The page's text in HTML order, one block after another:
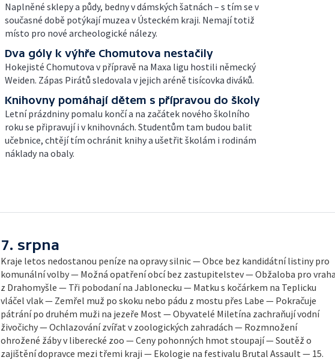
Naplněné sklepy a půdy, bedny v dámských šatnách – s tím se v
současné době potýkají muzea v Ústeckém kraji. Nemají totiž
místo pro nové archeologické nálezy.
Dva góly k výhře Chomutova nestačily
Hokejisté Chomutova v přípravě na Maxa ligu hostili německý
Weiden. Zápas Pirátů sledovala v jejich aréně tisícovka diváků.
Knihovny pomáhají dětem s přípravou do školy
Letní prázdniny pomalu končí a na začátek nového školního
roku se připravují i v knihovnách. Studentům tam budou balit
učebnice, chtějí tím ochránit knihy a ušetřit školám i rodinám
náklady na obaly.
7. srpna
Kraje letos nedostanou peníze na opravy silnic — Obce bez kandidátní listiny pro
komunální volby — Možná opatření obcí bez zastupitelstev — Obžaloba pro vraha
z Drahomyšle — Tři pobodaní na Jablonecku — Matku s kočárkem na Teplicku
vláčel vlak — Zemřel muž po skoku nebo pádu z mostu přes Labe — Pokračuje
pátrání po druhém muži na jezeře Most — Obyvatelé Miletína zachraňují vodní
živočichy — Ochlazování zvířat v zoologických zahradách — Rozmnožení
ohrožené žáby v liberecké zoo — Ceny pohonných hmot stoupají — Soutěž o
zajištění dopravce mezi třemi kraji — Ekologie na festivalu Brutal Assault — 15.